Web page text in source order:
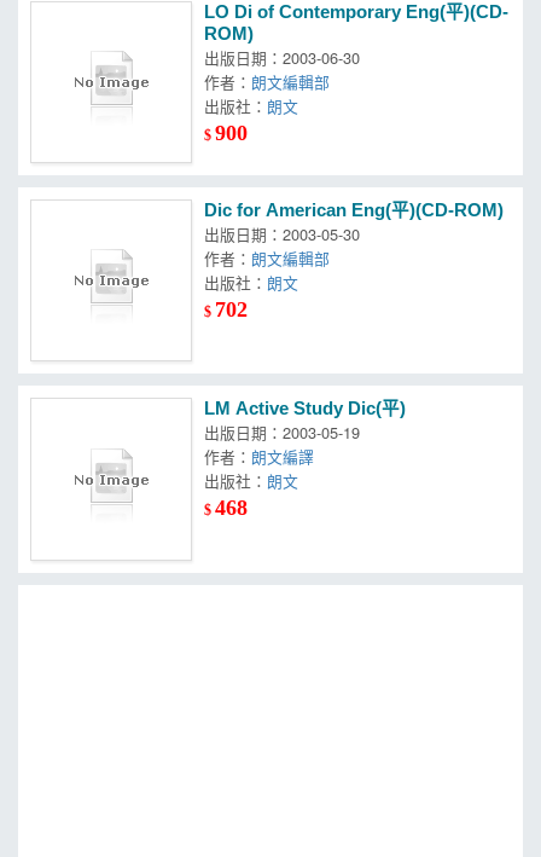
LO Di of Contemporary Eng(平)(CD-
ROM)
出版日期：2003-06-30
作者： 朗文編輯部
出版社：
$900
Dic for American Eng(平)(CD-ROM)
出版日期：2003-05-30
作者： 朗文編輯部
出版社：
$ 702
LM Active Study Dic(平)
出版日期：2003-05-19
作者： 朗文編譯
出版社：
$468